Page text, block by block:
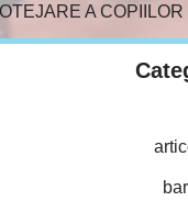
A COPIILOR